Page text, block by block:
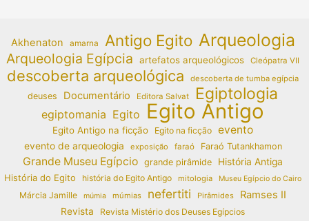
Akhenaton amarna Antigo Egito Arqueologia
Arqueologia Egípcia artefatos arqueológicos Cleópatra VII
descoberta arqueológica descoberta de tumba egípcia
deuses Documentário Editora Salvat Egiptologia
egiptomania Egito Egito Antigo
Egito Antigo na ficção Egito na ficção evento
evento de arqueologia exposição faraó Faraó Tutankhamon
Grande Museu Egípcio grande pirâmide
História Antiga
História do Egito
história do Egito Antigo mitologia Museu Egípcio do Cairo
Márcia Jamille múmia múmias nefertiti Pirâmides Ramses II
Revista
Revista Mistério dos Deuses Egípcios